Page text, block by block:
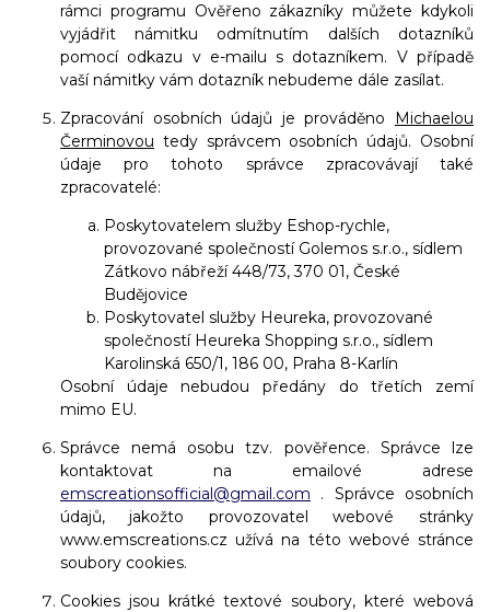
rámci programu Ověřeno zákazníky můžete kdykoli
vyjádřit námitku odmítnutím dalších dotazníků
pomocí odkazu v e-mailu s dotazníkem. V případě
vaší námitky vám dotazník nebudeme dále zasílat.
Zpracování osobních údajů je prováděno Michaelou
Čerminovou tedy správcem osobních údajů. Osobní
údaje pro tohoto správce zpracovávají také
zpracovatelé:
Poskytovatelem služby Eshop-rychle,
provozované společností Golemos s.r.o., sídlem
Zátkovo nábřeží 448/73, 370 01, České
Budějovice
Poskytovatel služby Heureka, provozované
společností Heureka Shopping s.r.o., sídlem
Karolinská 650/1, 186 00, Praha 8-Karlín
Osobní údaje nebudou předány do třetích zemí
mimo EU.
Správce nemá osobu tzv. pověřence. Správce lze
kontaktovat na emailové adrese
emscreationsofficial@gmail.com . Správce osobních
údajů, jakožto provozovatel webové stránky
www.emscreations.cz užívá na této webové stránce
soubory cookies.
Cookies jsou krátké textové soubory, které webová